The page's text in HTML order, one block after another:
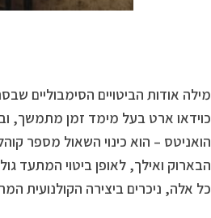
מילה אודות הביטויים הסימבוליים
כוידאו ארט בעל מימד זמן מתמשך,
הואניטס – הוא כינוי השאול מספר
הבארוק ואילך, לאופן ביטוי המתעד
כל אלה, ניכרים ביצירה הקולנועית